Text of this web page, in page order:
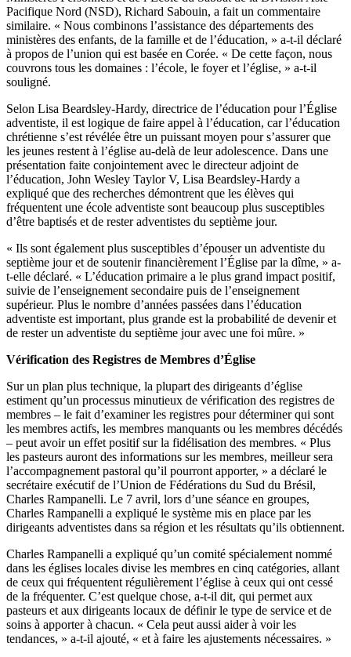
Pacifique Nord (NSD), Richard Sabouin, a fait un commentaire
similaire. « Nous combinons l’assistance des départements des
ministères des enfants, de la famille et de l’éducation, » a-t-il déclaré
à propos de l’union qui est basée en Corée. « De cette façon, nous
couvrons tous les domaines : l’école, le foyer et l’église, » a-t-il
souligné.
Selon Lisa Beardsley-Hardy, directrice de l’éducation pour l’Église
adventiste, il est logique de faire appel à l’éducation, car l’éducation
chrétienne s’est révélée être un puissant moyen pour s’assurer que
les jeunes restent à l’église au-delà de leur adolescence. Dans une
présentation faite conjointement avec le directeur adjoint de
l’éducation, John Wesley Taylor V, Lisa Beardsley-Hardy a
expliqué que des recherches démontrent que les élèves qui
fréquentent une école adventiste sont beaucoup plus susceptibles
d’être baptisés et de rester adventistes du septième jour.
« Ils sont également plus susceptibles d’épouser un adventiste du
septième jour et de soutenir financièrement l’Église par la dîme, » a-
t-elle déclaré. « L’éducation primaire a le plus grand impact positif,
suivie de l’enseignement secondaire puis de l’enseignement
supérieur. Plus le nombre d’années passées dans l’éducation
adventiste est important, plus grande est la probabilité de devenir et
de rester un adventiste du septième jour avec une foi mûre. »
Vérification des Registres de Membres d’Église
Sur un plan plus technique, la plupart des dirigeants d’église
estiment qu’un processus minutieux de vérification des registres de
membres – le fait d’examiner les registres pour déterminer qui sont
les membres actifs, les membres manquants ou les membres décédés
– peut avoir un effet positif sur la fidélisation des membres. « Plus
les pasteurs auront des informations sur les membres, meilleur sera
l’accompagnement pastoral qu’il pourront apporter, » a déclaré le
secrétaire exécutif de l’Union de Fédérations du Sud du Brésil,
Charles Rampanelli. Le 7 avril, lors d’une séance en groupes,
Charles Rampanelli a expliqué le système mis en place par les
dirigeants adventistes dans sa région et les résultats qu’ils obtiennent.
Charles Rampanelli a expliqué qu’un comité spécialement nommé
dans les églises locales divise les membres en cinq catégories, allant
de ceux qui fréquentent régulièrement l’église à ceux qui ont cessé
de la fréquenter. C’est quelque chose, a-t-il dit, qui permet aux
pasteurs et aux dirigeants locaux de définir le type de service et de
soins à apporter à chacun. « Cela peut aussi aider à voir les
tendances, » a-t-il ajouté, « et à faire les ajustements nécessaires. »